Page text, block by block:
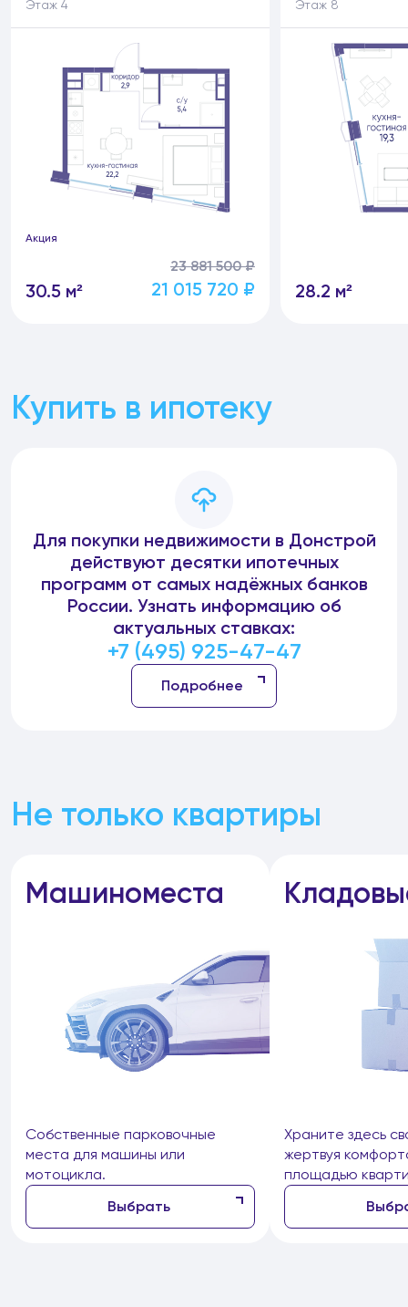
Этаж 4
Акция
30.5 м²
23 881 500 ₽
21 015 720 ₽
Этаж 8
28.2 м²
Купить в ипотеку
Для покупки недвижимости в Донстрой
действуют десятки ипотечных
программ от самых надёжных банков
России. Узнать информацию об
актуальных ставках:
+7 (495) 925-47-47
Подробнее
Не только квартиры
Машиноместа
Собственные парковочные
места для машины или
мотоцикла.
Выбрать
Храните здесь
жертвуя
площадью